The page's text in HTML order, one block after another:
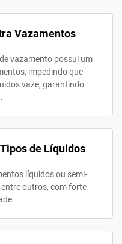
Vazamentos
vazamento possui um
impedindo que
vaze, garantindo
de Líquidos
líquidos ou semi-
entre outros, com forte